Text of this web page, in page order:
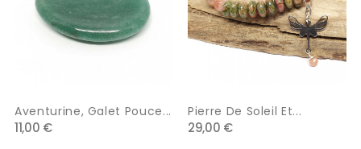
Aventurine, Galet Pouce...
11,00 €
Pierre De Soleil Et...
29,00 €